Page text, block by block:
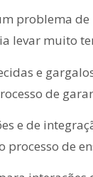
problema
levar muito
e
de
e de
processo de